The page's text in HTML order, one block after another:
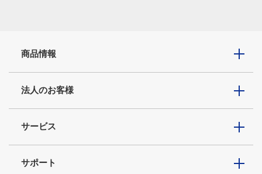
商品情報
法人のお客様
サービス
サポート